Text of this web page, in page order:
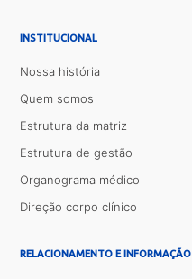
INSTITUCIONAL
Nossa história
Quem somos
Estrutura da matriz
Estrutura de gestão
Organograma médico
Direção corpo clínico
RELACIONAMENTO E INFORMAÇÃO